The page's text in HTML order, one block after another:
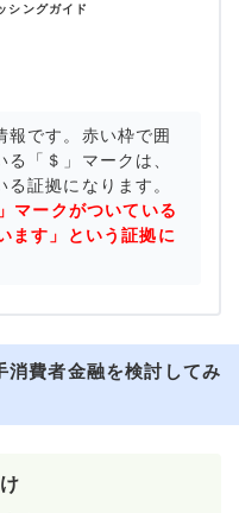
シングガイド
報です。赤い枠で囲
「＄」マークは、
証拠になります。
マークがついている
ます」という証拠に
消費者金融を検討してみ